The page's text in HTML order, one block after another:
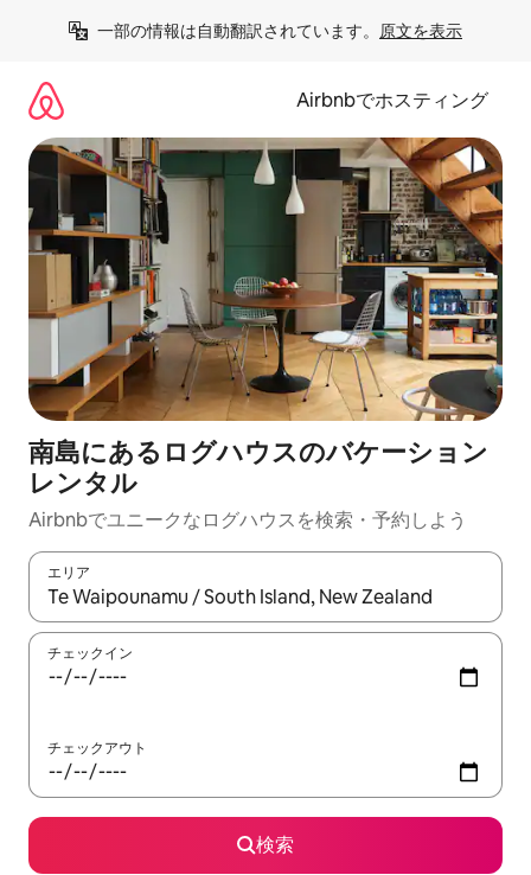
一部の情報は自動翻訳されています。 原文を表示
Airbnbでホスティング
南島にあるログハウスのバケーション
レンタル
Airbnbでユニークなログハウスを検索・予約しよう
エリア
検索結果が表示されたら、上下の矢印キーを使って移動するか
チェックイン
チェックアウト
検索